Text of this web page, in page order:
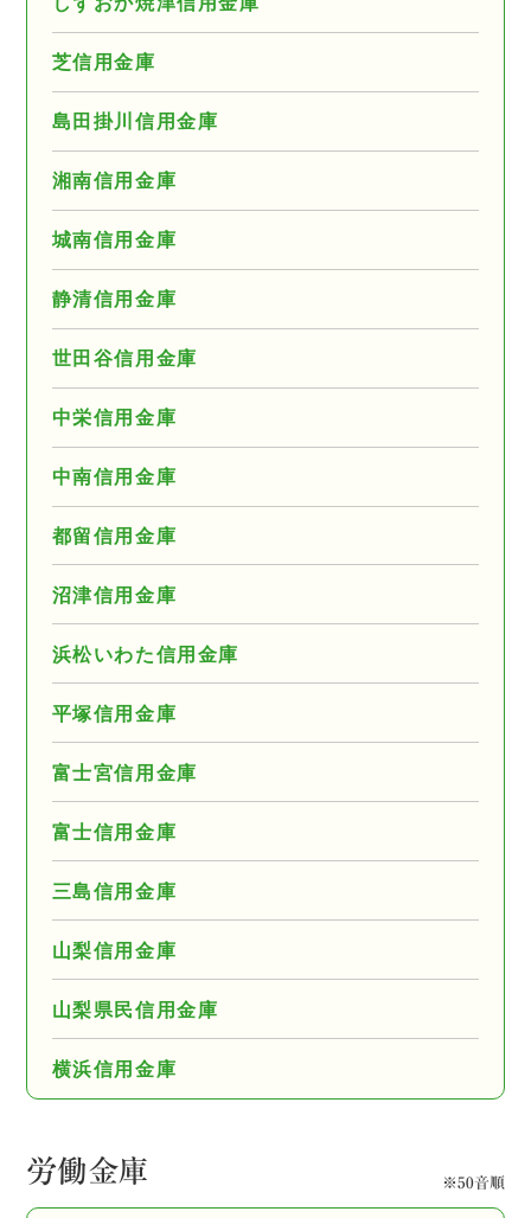
芝信用金庫
島田掛川信用金庫
湘南信用金庫
城南信用金庫
静清信用金庫
世田谷信用金庫
中栄信用金庫
中南信用金庫
都留信用金庫
沼津信用金庫
浜松いわた信用金庫
平塚信用金庫
富士宮信用金庫
富士信用金庫
三島信用金庫
山梨信用金庫
山梨県民信用金庫
横浜信用金庫
労働金庫 ※50音順